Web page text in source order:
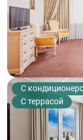
С
С террасой